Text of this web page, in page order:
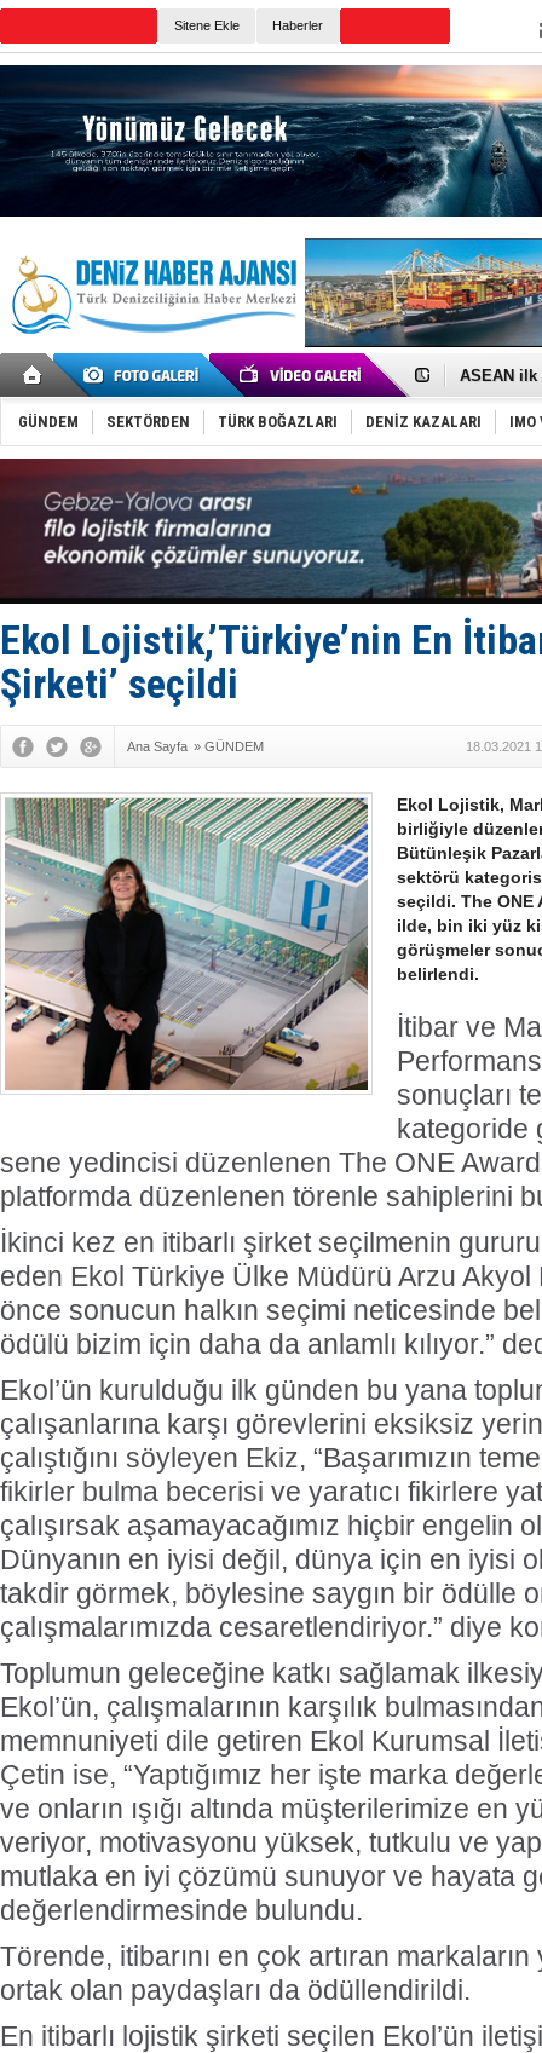
Sitene Ekle Haberler
D-Marin,
ASEAN ilk
TAYK -
İstanbul
Tersane
İngiliz
FESCO,
DESE,
35 milyon
İnsansız
Yüzyıl
Anadolu
GÜNDEM SEKTÖRDEN TÜRK BOĞAZLARI DENİZ KAZALARI IMO
Ekol Lojistik,’Türkiye’nin En
Şirketi’ seçildi
Ana Sayfa » GÜNDEM 18.03.2021
Ekol Lojistik,
birliğiyle
Bütünleşik
sektörü
seçildi. The ONE
ilde, bin iki yüz
görüşmeler
belirlendi.
İtibar ve
sonuçları
kategoride
sene yedincisi düzenlenen The ONE
platformda düzenlenen törenle sahiplerini
İkinci kez en itibarlı şirket seçilmenin
eden Ekol Türkiye Ülke Müdürü Arzu Akyol
önce sonucun halkın seçimi neticesinde
ödülü bizim için daha da anlamlı kılıyor.”
Ekol’ün kurulduğu ilk günden bu yana
çalışanlarına karşı görevlerini eksiksiz
çalıştığını söyleyen Ekiz, “Başarımızın
fikirler bulma becerisi ve yaratıcı fikirlere
çalışırsak aşamayacağımız hiçbir engelin
Dünyanın en iyisi değil, dünya için en iyisi
takdir görmek, böylesine saygın bir ödülle
çalışmalarımızda cesaretlendiriyor.” diye
Toplumun geleceğine katkı sağlamak
Ekol’ün, çalışmalarının karşılık
memnuniyeti dile getiren Ekol Kurumsal
Çetin ise, “Yaptığımız her işte marka
ve onların ışığı altında müşterilerimize en
veriyor, motivasyonu yüksek, tutkulu ve
mutlaka en iyi çözümü sunuyor ve hayata
değerlendirmesinde bulundu.
Törende, itibarını en çok artıran markaların
ortak olan paydaşları da ödüllendirildi.
En itibarlı lojistik şirketi seçilen Ekol’ün